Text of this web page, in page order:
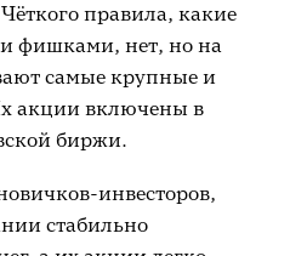
правила, какие
фишками, нет, но на
самые крупные и
акции включены в
биржи.
инвесторов,
стабильно